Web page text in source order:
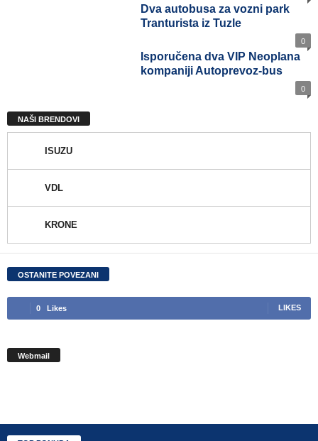
Dva autobusa za vozni park
Tranturista iz Tuzle
0
Isporučena dva VIP Neoplana
kompaniji Autoprevoz-bus
0
NAŠI BRENDOVI
OSTANITE POVEZANI
0 Likes LIKES
Webmail